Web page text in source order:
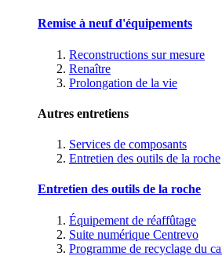
Remise à neuf d'équipements
Reconstructions sur mesure
Renaître
Prolongation de la vie
Autres entretiens
Services de composants
Entretien des outils de la roche
Entretien des outils de la roche
Équipement de réaffûtage
Suite numérique Centrevo
Programme de recyclage du